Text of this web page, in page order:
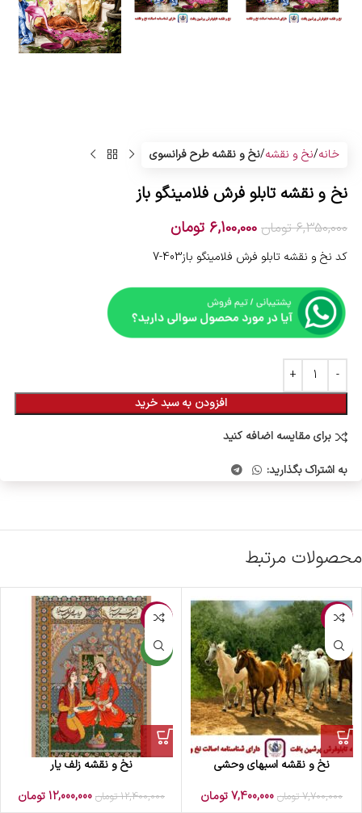
خانه نخ و نقشه نخ و نقشه طرح فرانسوی
نخ و نقشه تابلو فرش فلامینگو باز
6,350,000 تومان 6,100,000 تومان
کد نخ و نقشه تابلو فرش فلامینگو باز403-7
افزودن به سبد خرید
برای مقایسه اضافه کنید
به اشتراک بگذارید:
محصولات مرتبط
-4%
نخ و نقشه اسبهای وحشی
7,700,000 تومان 7,400,000تومان
-3%
جدید
نخ و نقشه زلف یار
12,400,000 تومان 12,000,000تومان